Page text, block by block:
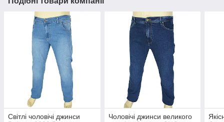
Світлі чоловічі джинси
Чоловічі джинси великого